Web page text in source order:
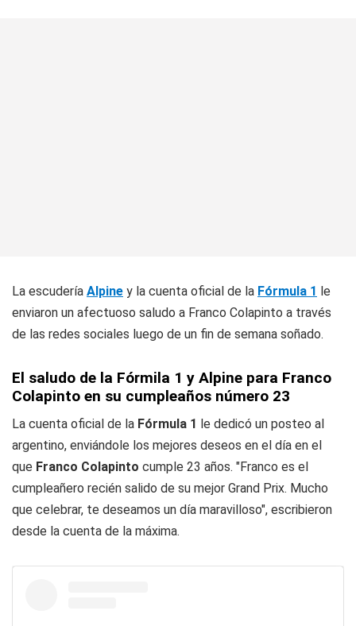
La escudería Alpine y la cuenta oficial de la Fórmula 1 le
enviaron un afectuoso saludo a Franco Colapinto a través
de las redes sociales luego de un fin de semana soñado.
El saludo de la Fórmila 1 y Alpine para Franco
Colapinto en su cumpleaños número 23
La cuenta oficial de la Fórmula 1 le dedicó un posteo al
argentino, enviándole los mejores deseos en el día en el
que Franco Colapinto cumple 23 años. "Franco es el
cumpleañero recién salido de su mejor Grand Prix. Mucho
que celebrar, te deseamos un día maravilloso", escribieron
desde la cuenta de la máxima.